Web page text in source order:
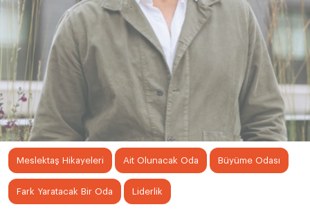
Meslektaş Hikayeleri Ait Olunacak Oda Büyüme Odası
Fark Yaratacak Bir Oda Liderlik